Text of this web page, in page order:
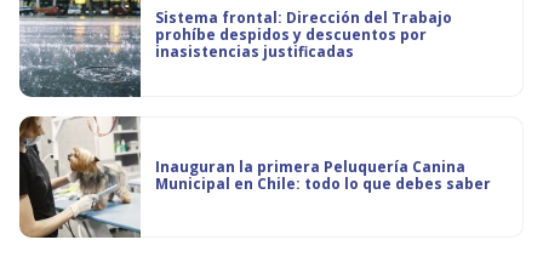
Sistema frontal: Dirección del Trabajo
prohíbe despidos y descuentos por
inasistencias justificadas
Inauguran la primera Peluquería Canina
Municipal en Chile: todo lo que debes saber